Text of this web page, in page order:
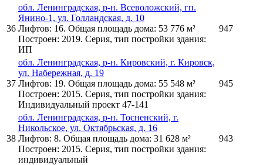
36
обл. Ленинградская, р-н. Всеволожский, гп.
Янино-1, ул. Голландская, д. 10
Лифтов: 16. Общая площадь дома: 53 776 м²
Построен: 2019. Серия, тип постройки здания:
ИП
947
37
обл. Ленинградская, р-н. Кировский, г. Кировск,
ул. Набережная, д. 19
Лифтов: 19. Общая площадь дома: 55 548 м²
Построен: 2015. Серия, тип постройки здания:
Индивидуальный проект 47-141
945
38
обл. Ленинградская, р-н. Тосненский, г.
Никольское, ул. Октябрьская, д. 16
Лифтов: 8. Общая площадь дома: 31 628 м²
Построен: 2015. Серия, тип постройки здания:
индивидуальный
943